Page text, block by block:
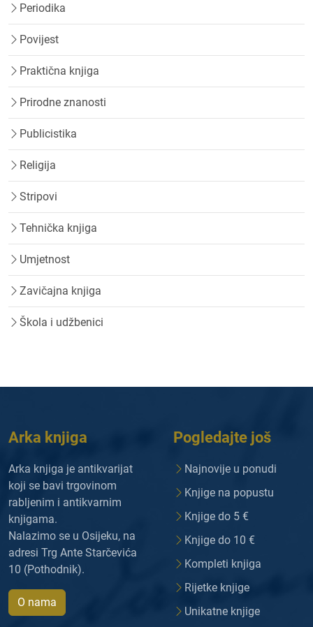
Periodika
Povijest
Praktična knjiga
Prirodne znanosti
Publicistika
Religija
Stripovi
Tehnička knjiga
Umjetnost
Zavičajna knjiga
Škola i udžbenici
Arka knjiga
Arka knjiga je antikvarijat
koji se bavi trgovinom
rabljenim i antikvarnim
knjigama.
Nalazimo se u Osijeku, na
adresi Trg Ante Starčevića
10 (Pothodnik).
O nama
Pogledajte još
Najnovije u ponudi
Knjige na popustu
Knjige do 5 €
Knjige do 10 €
Kompleti knjiga
Rijetke knjige
Unikatne knjige